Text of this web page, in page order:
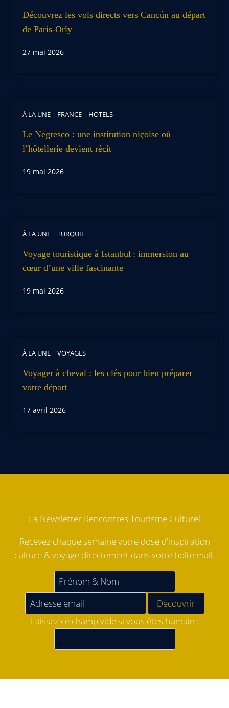
Découvrez les vols directs vers Cancún au départ
de Paris-Orly
27 mai 2026
À LA UNE | FRANCE | HOTELS
Le Negresco : une institution niçoise où
l’hôtellerie devient récit
19 mai 2026
À LA UNE | TURQUIE
Voyage touristique à Istanbul : immersion au
cœur d’une ville fascinante
19 mai 2026
À LA UNE | VOYAGES
Voyager à cheval : les clés pour bien préparer
votre départ
17 avril 2026
La Newsletter Rencontres Tourisme Culturel
Recevez chaque semaine votre dose d'inspiration
culture & voyage directement dans votre boîte mail.
Laissez ce champ vide si vous êtes humain :